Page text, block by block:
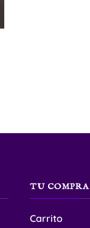
TU COMPRA
Carrito